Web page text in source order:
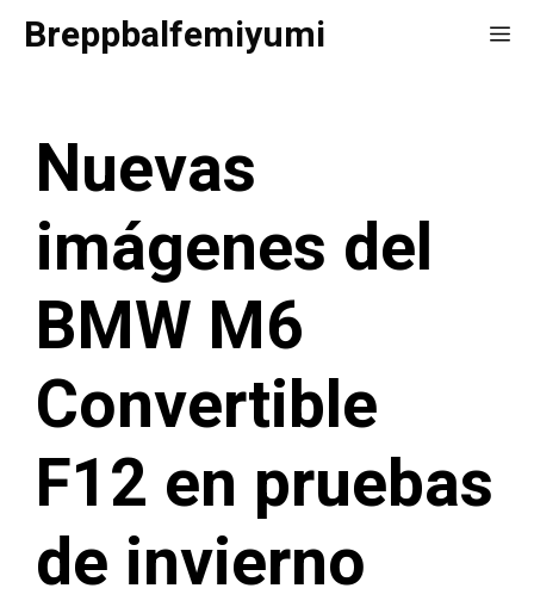
SaltarBreppbalfemiyumi
Nuevas
imágenes del
BMW M6
Convertible
F12 en pruebas
de invierno